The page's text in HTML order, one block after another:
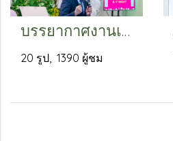
บรรยากาศงานเปิดตัวผลิตภัณฑ์ใหม่
20 รูป, 1390 ผู้ชม